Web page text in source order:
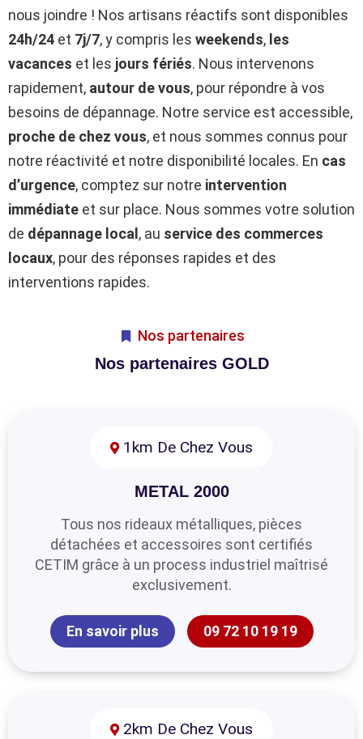
nous joindre ! Nos artisans réactifs sont disponibles
24h/24 et 7j/7, y compris les weekends, les
vacances et les jours fériés. Nous intervenons
rapidement, autour de vous, pour répondre à vos
besoins de dépannage. Notre service est accessible,
proche de chez vous, et nous sommes connus pour
notre réactivité et notre disponibilité locales. En cas
d’urgence, comptez sur notre intervention
immédiate et sur place. Nous sommes votre solution
de dépannage local , au service des commerces
locaux, pour des réponses rapides et des
interventions rapides.
Nos partenaires
Nos partenaires GOLD
1km De Chez Vous
METAL 2000
Tous nos rideaux métalliques, pièces
détachées et accessoires sont certifiés
CETIM grâce à un process industriel maîtrisé
exclusivement.
En savoir plus 09 72 10 19 19
2km De Chez Vous